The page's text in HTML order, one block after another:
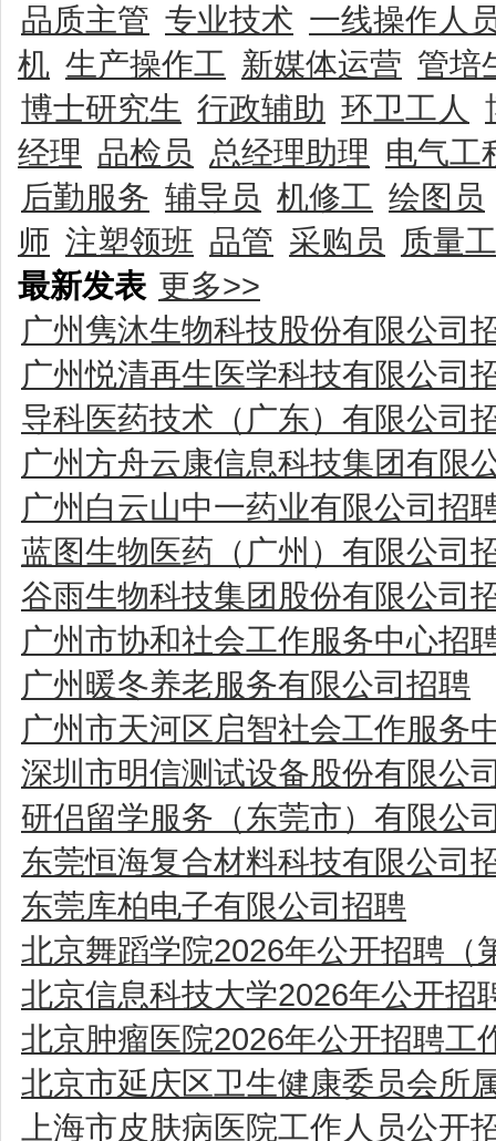
品质主管 专业技术 一线操作人
机 生产操作工 新媒体运营 管培
博士研究生 行政辅助 环卫工人
经理 品检员 总经理助理 电气工
后勤服务 辅导员 机修工 绘图员
师 注塑领班 品管 采购员
质量
最新发表 更多>>
广州隽沐生物科技股份有限公司
广州悦清再生医学科技有限公司
导科医药技术（广东）有限公司
广州方舟云康信息科技集团有限
广州白云山中一药业有限公司招
蓝图生物医药（广州）有限公司
谷雨生物科技集团股份有限公司
广州市协和社会工作服务中心招
广州暖冬养老服务有限公司招聘
广州市天河区启智社会工作服务
深圳市明信测试设备股份有限公
研侣留学服务（东莞市）有限公
东莞恒海复合材料科技有限公司
东莞库柏电子有限公司招聘
北京舞蹈学院2026年公开招聘（
北京信息科技大学2026年公开招
北京肿瘤医院2026年公开招聘工
北京市延庆区卫生健康委员会所
上海市皮肤病医院工作人员公开